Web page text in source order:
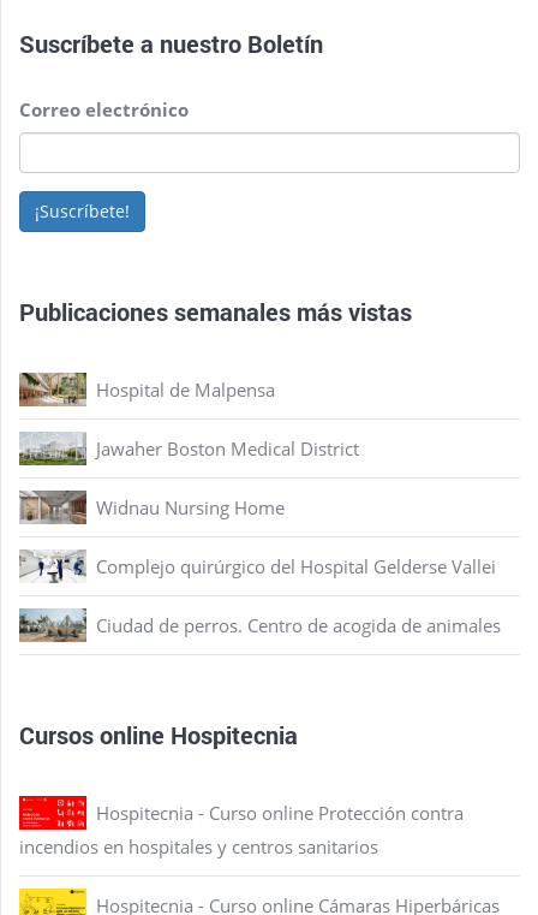
Suscríbete a nuestro Boletín
Correo electrónico
¡Suscríbete!
Publicaciones semanales más vistas
Hospital de Malpensa
Jawaher Boston Medical District
Widnau Nursing Home
Complejo quirúrgico del Hospital Gelderse Vallei
Ciudad de perros. Centro de acogida de animales
Cursos online Hospitecnia
Hospitecnia - Curso online Protección contra
incendios en hospitales y centros sanitarios
Hospitecnia - Curso online Cámaras Hiperbáricas